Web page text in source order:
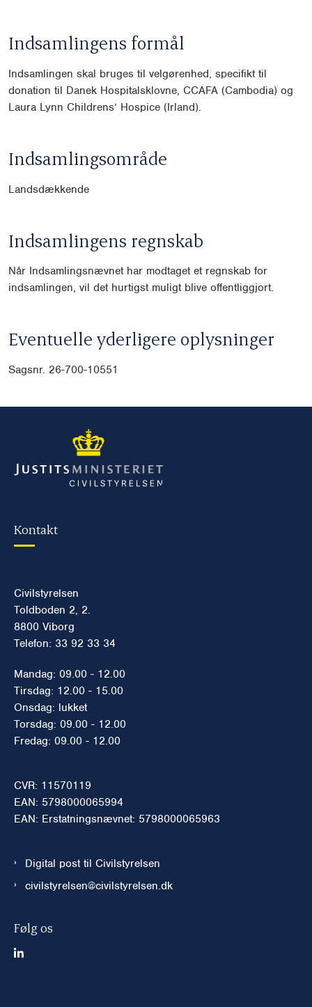
Indsamlingens formål
Indsamlingen skal bruges til velgørenhed, specifikt til
donation til Danek Hospitalsklovne, CCAFA (Cambodia) og
Laura Lynn Childrens’ Hospice (Irland).
Indsamlingsområde
Landsdækkende
Indsamlingens regnskab
Når Indsamlingsnævnet har modtaget et regnskab for
indsamlingen, vil det hurtigst muligt blive offentliggjort.
Eventuelle yderligere oplysninger
Sagsnr. 26-700-10551
Kontakt
Civilstyrelsen
Toldboden 2, 2.
8800 Viborg
Telefon: 33 92 33 34
Mandag: 09.00 - 12.00
Tirsdag: 12.00 - 15.00
Onsdag: lukket
Torsdag: 09.00 - 12.00
Fredag: 09.00 - 12.00
CVR: 11570119
EAN: 5798000065994
EAN: Erstatningsnævnet: 5798000065963
Digital post til Civilstyrelsen
civilstyrelsen@civilstyrelsen.dk
Følg os